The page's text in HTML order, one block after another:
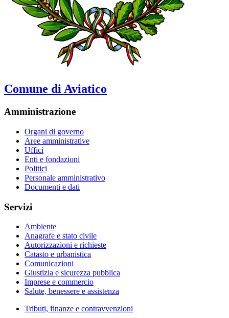
Comune di Aviatico
Amministrazione
Organi di governo
Aree amministrative
Uffici
Enti e fondazioni
Politici
Personale amministrativo
Documenti e dati
Servizi
Ambiente
Anagrafe e stato civile
Autorizzazioni e richieste
Catasto e urbanistica
Comunicazioni
Giustizia e sicurezza pubblica
Imprese e commercio
Salute, benessere e assistenza
Tributi, finanze e contravvenzioni